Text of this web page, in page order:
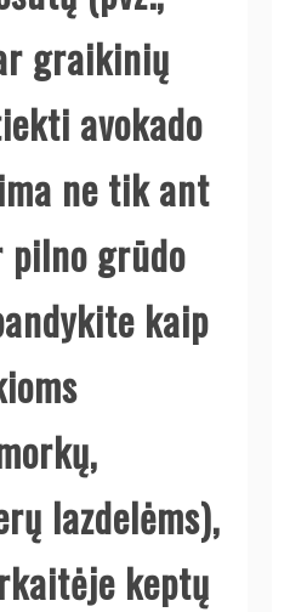
graikinių
avokado
ne tik ant
grūdo
kaip
lazdelėms),
keptų